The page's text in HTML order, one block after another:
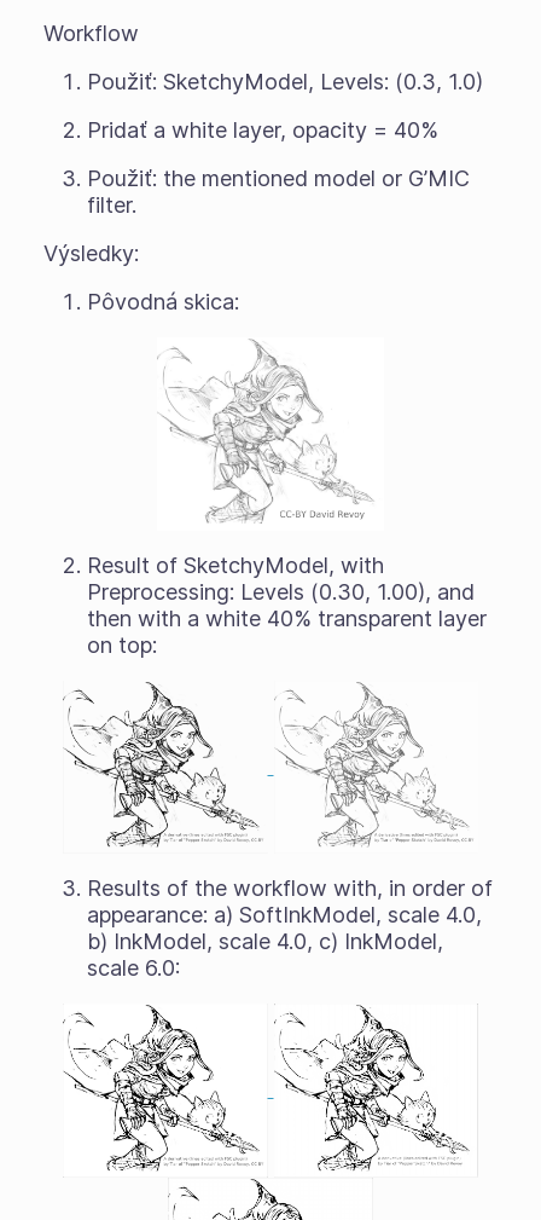
Workflow
Použiť: SketchyModel, Levels: (0.3, 1.0)
Pridať a white layer, opacity = 40%
Použiť: the mentioned model or G’MIC
filter.
Výsledky:
Pôvodná skica:
Result of SketchyModel, with
Preprocessing: Levels (0.30, 1.00), and
then with a white 40% transparent layer
on top:
Results of the workflow with, in order of
appearance: a) SoftInkModel, scale 4.0,
b) InkModel, scale 4.0, c) InkModel,
scale 6.0: